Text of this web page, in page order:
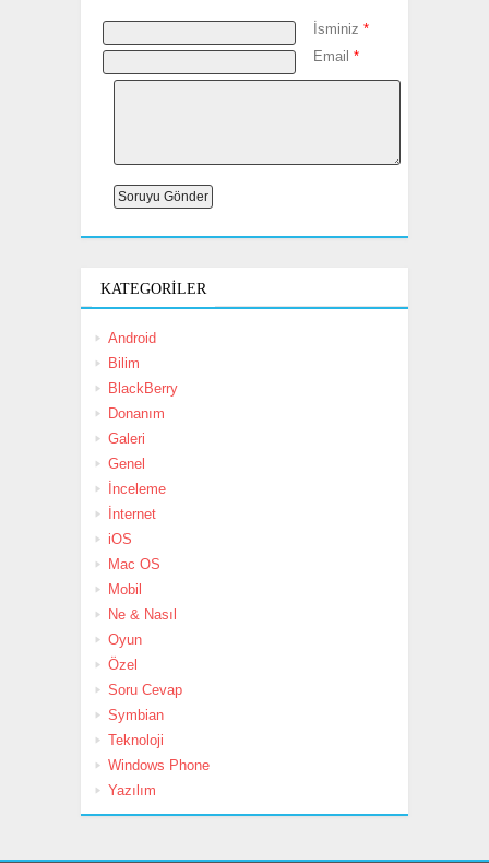
İsminiz *
Email *
KATEGORILER
Android
Bilim
BlackBerry
Donanım
Galeri
Genel
İnceleme
İnternet
iOS
Mac OS
Mobil
Ne & Nasıl
Oyun
Özel
Soru Cevap
Symbian
Teknoloji
Windows Phone
Yazılım